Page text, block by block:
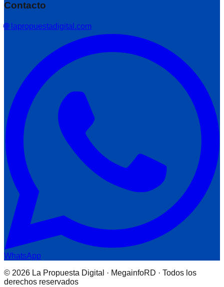
Contacto
🌐 lapropuestadigital.com
WhatsApp
© 2026 La Propuesta Digital · MegainfoRD · Todos los
derechos reservados